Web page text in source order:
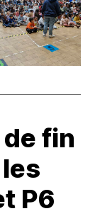
fin
P6